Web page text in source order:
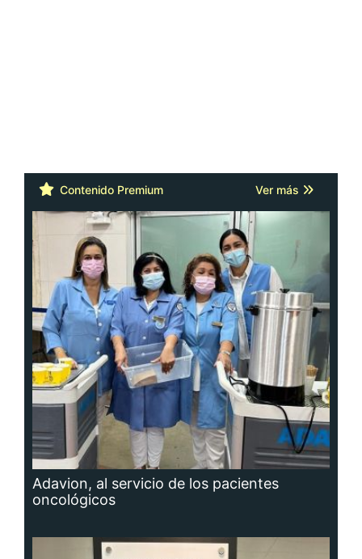
Contenido Premium Ver más
Adavion, al servicio de los pacientes
oncológicos